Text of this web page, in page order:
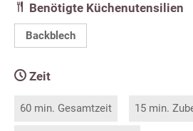
Benötigte Küchenutensilien
Backblech
Zeit
60 min. Gesamtzeit 15 min.